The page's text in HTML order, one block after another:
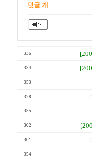
덧글 개
336
334
353
328
355
302
301
354